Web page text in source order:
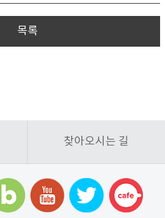
목록
찾아오시는 길